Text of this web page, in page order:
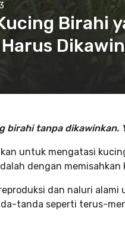
Birahi
birahi tanpa dikawinkan.
untuk mengatasi
dengan
dan naluri alami
tanda seperti terus-